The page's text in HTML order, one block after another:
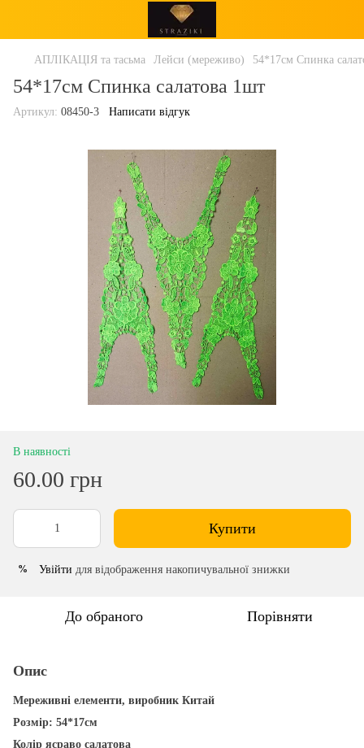
АПЛІКАЦІЯ та тасьма Лейси (мереживо) 54*17см Спинка
54*17см Спинка салатова 1шт
Артикул: 08450-3 Написати відгук
В наявності
60.00 грн
Купити
% Увійти для відображення накопичувальної знижки
До обраного Порівняти
Опис
Мереживні елементи, виробник Китай
Розмір: 54*17см
Колір ясраво салатова